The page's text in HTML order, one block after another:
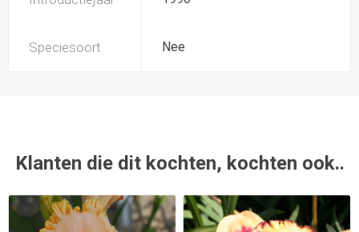
Speciesoort Nee
Klanten die dit kochten, kochten ook..